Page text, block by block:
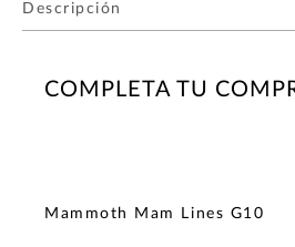
Descripción
COMPLETA TU
Mammoth Mam Lines G10